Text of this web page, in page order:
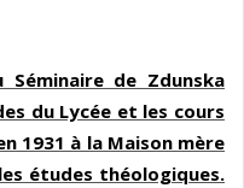
de Zdunska
du Lycée et les cours
1931 à la Maison mère
études théologiques.